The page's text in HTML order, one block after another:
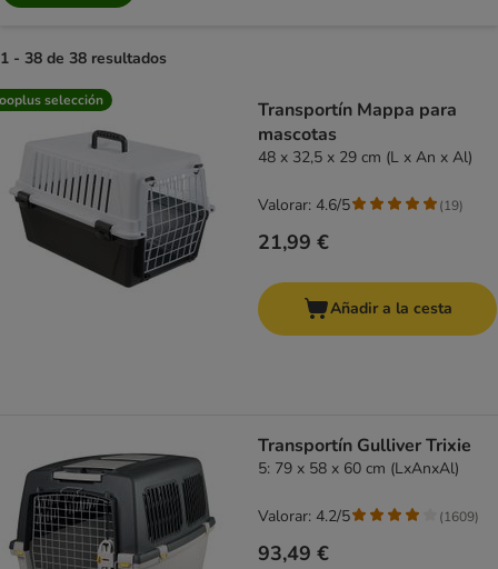
1 - 38 de 38 resultados
product items have been changed
selección
Transportín Mappa para
mascotas
48 x 32,5 x 29 cm (L x An x Al)
21,99 €
Valorar: 4.6/5 (19)
Añadir a la cesta
Transportín Gulliver Trixie
5: 79 x 58 x 60 cm (LxAnxAl)
93,49 €
Valorar: 4.2/5 (1609)